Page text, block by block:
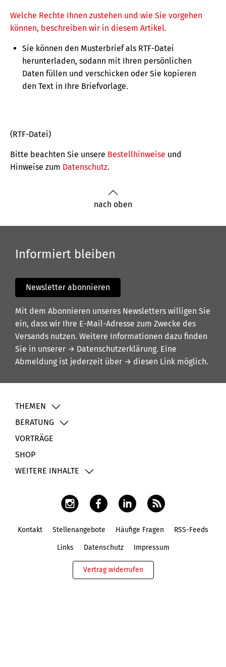
Welche Rechte Ihnen zustehen und wie Sie vorgehen
können, beschreiben wir in diesem Artikel.
Sie können den Musterbrief als RTF-Datei
herunterladen, sodann mit Ihren persönlichen
Daten füllen und verschicken oder Sie kopieren
den Text in Ihre Briefvorlage.
(RTF-Datei)
Bitte beachten Sie unsere Bestellhinweise und
Hinweise zum Datenschutz.
nach oben
Informiert bleiben
Newsletter abonnieren
Mit dem Abonnieren unseres Newsletters willigen Sie
ein, dass wir Ihre E-Mail-Adresse zum Zwecke des
Versands nutzen. Weitere Informationen dazu finden
Sie in unserer → Datenschutzerklärung. Eine
Abmeldung ist jederzeit über → diesen Link möglich.
THEMEN
BERATUNG
VORTRÄGE
SHOP
WEITERE INHALTE
Kontakt Stellenangebote Häufige Fragen RSS-Feeds
Links Datenschutz Impressum
Vertrag widerrufen